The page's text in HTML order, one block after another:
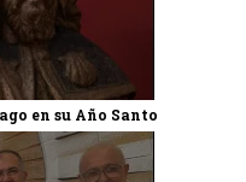
en su Año Santo